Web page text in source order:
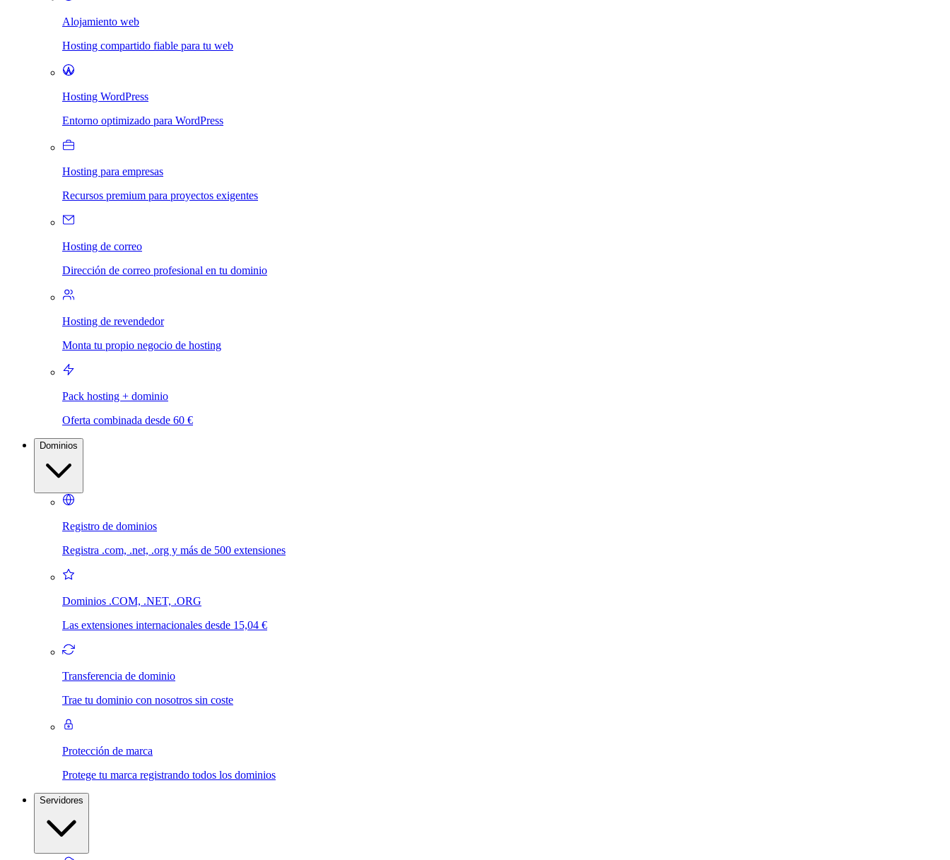
Alojamiento web
Hosting compartido fiable para tu web
Hosting WordPress
Entorno optimizado para WordPress
Hosting para empresas
Recursos premium para proyectos exigentes
Hosting de correo
Dirección de correo profesional en tu dominio
Hosting de revendedor
Monta tu propio negocio de hosting
Pack hosting + dominio
Oferta combinada desde 60 €
Dominios
Registro de dominios
Registra .com, .net, .org y más de 500 extensiones
Dominios .COM, .NET, .ORG
Las extensiones internacionales desde 15,04 €
Transferencia de dominio
Trae tu dominio con nosotros sin coste
Protección de marca
Protege tu marca registrando todos los dominios
Servidores